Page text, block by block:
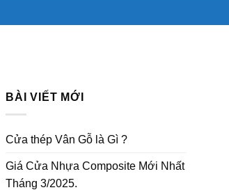
BÀI VIẾT MỚI
Cửa thép Vân Gỗ là Gì ?
Giá Cửa Nhựa Composite Mới Nhất
Tháng 3/2025.